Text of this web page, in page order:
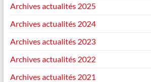
Archives actualités 2025
Archives actualités 2024
Archives actualités 2023
Archives actualités 2022
Archives actualités 2021